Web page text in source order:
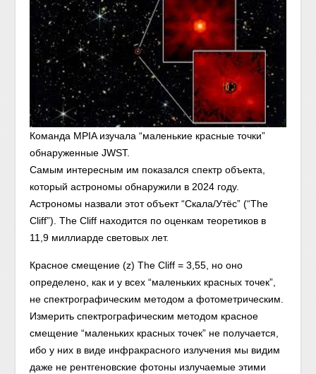
Команда MPIA изучала “маленькие красные точки”
обнаруженные JWST.
Самым интересным им показался спектр объекта,
который астрономы обнаружили в 2024 году.
Астрономы назвали этот объект “Скала/Утёс” (“The
Cliff”). The Cliff находится по оценкам теоретиков в
11,9 миллиарде световых лет.
Красное смещение (z) The Cliff = 3,55, но оно
определено, как и у всех “маленьких красных точек”,
не спектрографическим методом а фотометрическим.
Измерить спектрографическим методом красное
смещение “маленьких красных точек” не получается,
ибо у них в виде инфракрасного излучения мы видим
даже не рентгеновские фотоны излучаемые этими